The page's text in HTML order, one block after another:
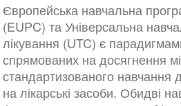
Європейська навчальна
(EUPC) та Універсальна
лікування (UTC) є
спрямованих на досягнення
стандартизованого навчання
на лікарські засоби. Обидві